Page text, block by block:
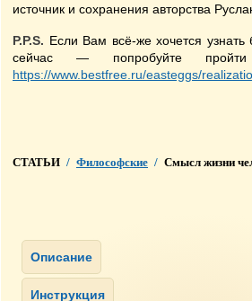
источник и сохранения авторства
P.P.S. Если Вам всё-же хочется
сейчас — попробуйте
https://www.bestfree.ru/easteggs/
СТАТЬИ / Философские / Смысл жизни